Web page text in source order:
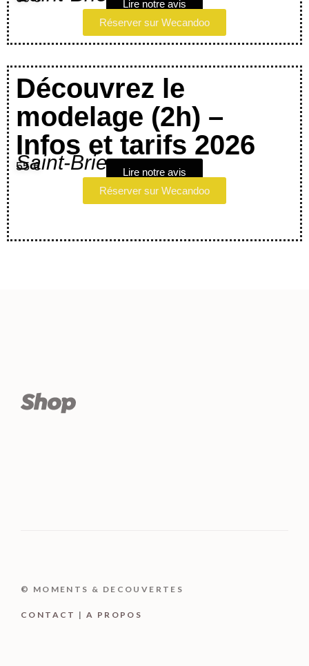
Lire notre avis
Réserver sur Wecandoo
Découvrez le
modelage (2h) –
Infos et tarifs 2026
Saint-Brieuc
55 €
Lire notre avis
Réserver sur Wecandoo
© MOMENTS & DECOUVERTES
CONTACT |A PROPOS